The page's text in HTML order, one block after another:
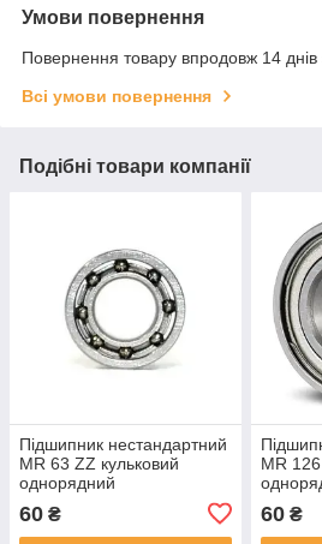
Умови повернення
Повернення товару впродовж 14 днів
Всі умови повернення
Подібні товари компанії
Підшипник нестандартний
MR 63 ZZ кульковий
однорядний
60 ₴
MR
60₴